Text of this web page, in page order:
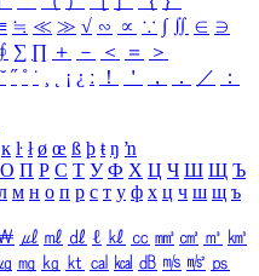
≒ ≪ ≫ √ ∽ ∝ ∵ ∫ ∬ ∈ ∋
∑ ∏ ＋ － ＜ ＝
＞
˘ ˝ ˚ ˙ ¸ ¡ ¿ ː ！ ＇ ， ． ／
：
ĸ ŀ ł ø œ ß þ ŧ ŋ ŉ
О П Р С Т У Ф Х Ц Ч Ш Щ Ъ
м н о п р с т у ф х ц ч ш щ ъ
㎕ ㎖ ㎗ ℓ ㎘ ㏄ ㎣ ㎤ ㎥ ㎦
㎎ ㎏ ㏏ ㎈ ㎉ ㏈ ㎧ ㎨ ㎰